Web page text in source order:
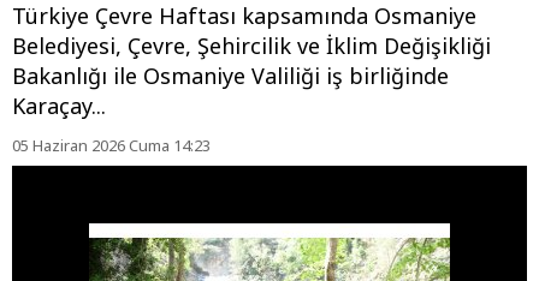
Türkiye Çevre Haftası kapsamında Osmaniye
Belediyesi, Çevre, Şehircilik ve İklim Değişikliği
Bakanlığı ile Osmaniye Valiliği iş birliğinde
Karaçay...
05 Haziran 2026 Cuma 14:23